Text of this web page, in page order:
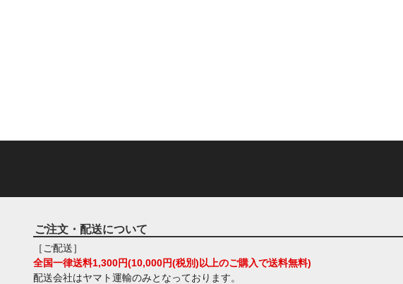
ご注文・配送について
［ご配送］
全国一律送料1,300円(10,000円(税別)以上のご購入で送料無料)
配送会社はヤマト運輸のみとなっております。